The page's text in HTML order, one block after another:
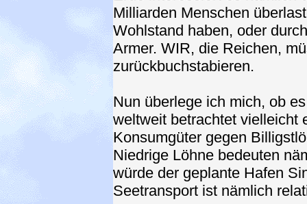
Milliarden Menschen
Wohlstand haben, oder
Armer. WIR, die Reichen,
zurückbuchstabieren.
Nun überlege ich mich, ob
weltweit betrachtet vielleicht
Konsumgüter gegen
Niedrige Löhne bedeuten
würde der geplante Hafen
Seetransport ist nämlich